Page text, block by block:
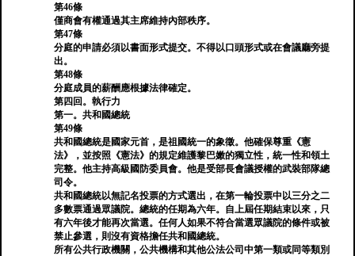
第46條
僅商會有權通過其主席維持內部秩序。
第47條
分庭的申請必須以書面形式提交。不得以口頭形式或在會議廳旁提
出。
第48條
分庭成員的薪酬應根據法律確定。
第四回。執行力
第一。共和國總統
第49條
共和國總統是國家元首，是祖國統一的象徵。他確保尊重《憲
法》，並按照《憲法》的規定維護黎巴嫩的獨立性，統一性和領土
完整。他主持高級國防委員會。他是受部長會議授權的武裝部隊總
司令。
共和國總統以無記名投票的方式選出，在第一輪投票中以三分之二
多數票通過眾議院。總統的任期為六年。自上屆任期結束以來，只
有六年後才能再次當選。任何人如果不符合當選眾議院的條件或被
禁止參選，則沒有資格擔任共和國總統。
所有公共行政機關，公共機構和其他公法公司中第一類或同等類別